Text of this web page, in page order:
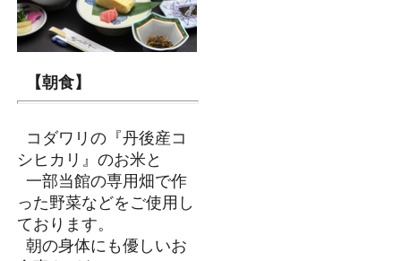
【朝食】
コダワリの『丹後産コ
シヒカリ』のお米と
一部当館の専用畑で作
った野菜などをご使用し
ております。
朝の身体にも優しいお